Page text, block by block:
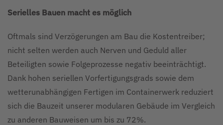
Serielles Bauen macht es möglich
Oftmals sind Verzögerungen am Bau die Kostentreiber;
nicht selten werden auch Nerven und Geduld aller
Beteiligten sowie Folgeprozesse negativ beeinträchtigt.
Dank hohen seriellen Vorfertigungsgrads sowie dem
wetterunabhängigen Fertigen im Containerwerk reduziert
sich die Bauzeit unserer modularen Gebäude im Vergleich
zu anderen Bauweisen um bis zu 72%.